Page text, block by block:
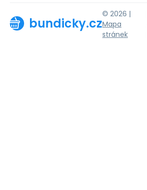
bundicky.cz
© 2026 |
Mapa
stránek